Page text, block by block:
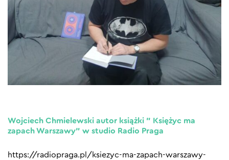
Wojciech Chmielewski autor książki ” Księżyc ma
zapach Warszawy” w studio Radio Praga
https://radiopraga.pl/ksiezyc-ma-zapach-warszawy-